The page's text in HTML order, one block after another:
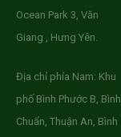
Ocean Park 3, Văn
Giang , Hưng Yên.
Địa chỉ phía Nam: Khu
phố Bình Phước B, Bình
Chuẩn, Thuận An, Bình